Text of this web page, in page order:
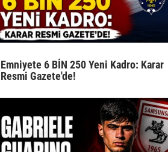
Emniyete 6 BİN 250 Yeni Kadro: Karar
Resmi Gazete'de!